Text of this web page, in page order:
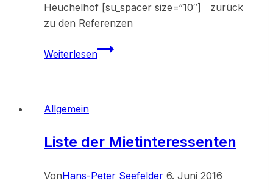
Heuchelhof [su_spacer size=“10″] zurück
zu den Referenzen
WeiterlesenReferenz
Allgemein
Liste der Mietinteressenten
VonHans-Peter Seefelder 6. Juni 2016